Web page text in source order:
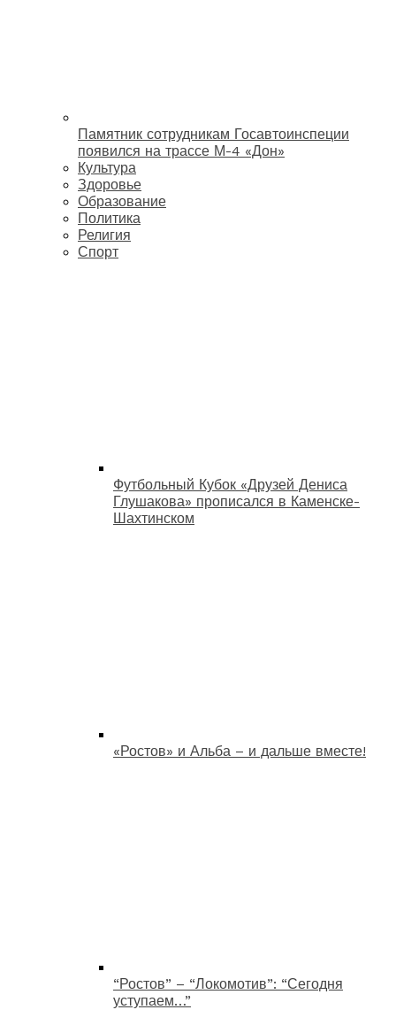
Памятник сотрудникам Госавтоинспеции
появился на трассе М-4 «Дон»
Культура
Здоровье
Образование
Политика
Религия
Спорт
Футбольный Кубок «Друзей Дениса
Глушакова» прописался в Каменске-
Шахтинском
«Ростов» и Альба – и дальше вместе!
“Ростов” – “Локомотив”: “Сегодня
уступаем…”